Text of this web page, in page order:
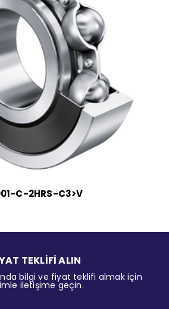
C-2HRS-C3>V
TEKLİFİ ALIN
bilgi ve fiyat teklifi almak için
iletişime geçin.